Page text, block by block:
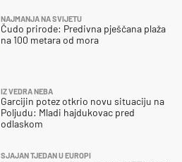
IZ VEDRA NEBA
Garcijin potez otkrio novu situaciju na
Poljudu: Mladi hajdukovac pred
odlaskom
SJAJAN TJEDAN U EUROPI
NAJMANJA NA SVIJETU
Čudo prirode: Predivna pješčana plaža
na 100 metara od mora